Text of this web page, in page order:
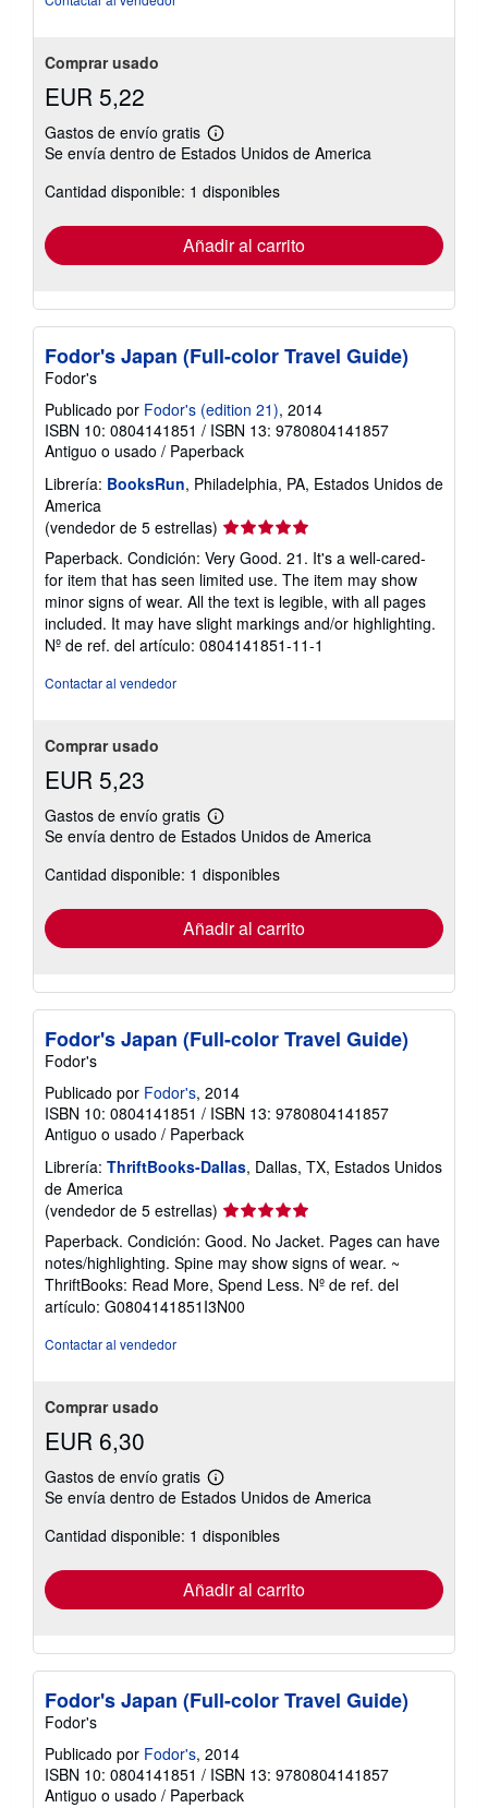
Comprar usado
EUR 5,22
Gastos de envío gratis
Más
información
las
tarifas
envío
Se envía dentro de Estados Unidos de America
Cantidad disponible: 1 disponibles
Añadir al carrito
Fodor's Japan (Full-color Travel Guide)
Fodor's
Publicado por Fodor's (edition 21), 2014
ISBN 10: 0804141851 / ISBN 13: 9780804141857
Antiguo o usado / Paperback
Librería: BooksRun, Philadelphia, PA, Estados Unidos de
America
(vendedor de 5 estrellas) Calificación
del
vendedor:
5
de
5
estrellas
Paperback. Condición: Very Good. 21. It's a well-cared-
for item that has seen limited use. The item may show
minor signs of wear. All the text is legible, with all pages
included. It may have slight markings and/or highlighting.
Nº de ref. del artículo: 0804141851-11-1
Contactar al vendedor
Comprar usado
EUR 5,23
Gastos de envío gratis
Más
información
las
tarifas
envío
Se envía dentro de Estados Unidos de America
Cantidad disponible: 1 disponibles
Añadir al carrito
Fodor's Japan (Full-color Travel Guide)
Fodor's
Publicado por Fodor's, 2014
ISBN 10: 0804141851 / ISBN 13: 9780804141857
Antiguo o usado / Paperback
Librería: ThriftBooks-Dallas, Dallas, TX, Estados Unidos
de America
(vendedor de 5 estrellas) Calificación
del
vendedor:
5
de
5
Paperback. Condición: Good. No Jacket. Pages can have
notes/highlighting. Spine may show signs of wear. ~
ThriftBooks: Read More, Spend Less. Nº de ref. del
artículo: G0804141851I3N00
Contactar al vendedor
Comprar usado
EUR 6,30
Gastos de envío gratis
Más
información
las
tarifas
envío
Se envía dentro de Estados Unidos de America
Cantidad disponible: 1 disponibles
Añadir al carrito
Fodor's Japan (Full-color Travel Guide)
Fodor's
Publicado por Fodor's, 2014
ISBN 10: 0804141851 / ISBN 13: 9780804141857
Antiguo o usado / Paperback